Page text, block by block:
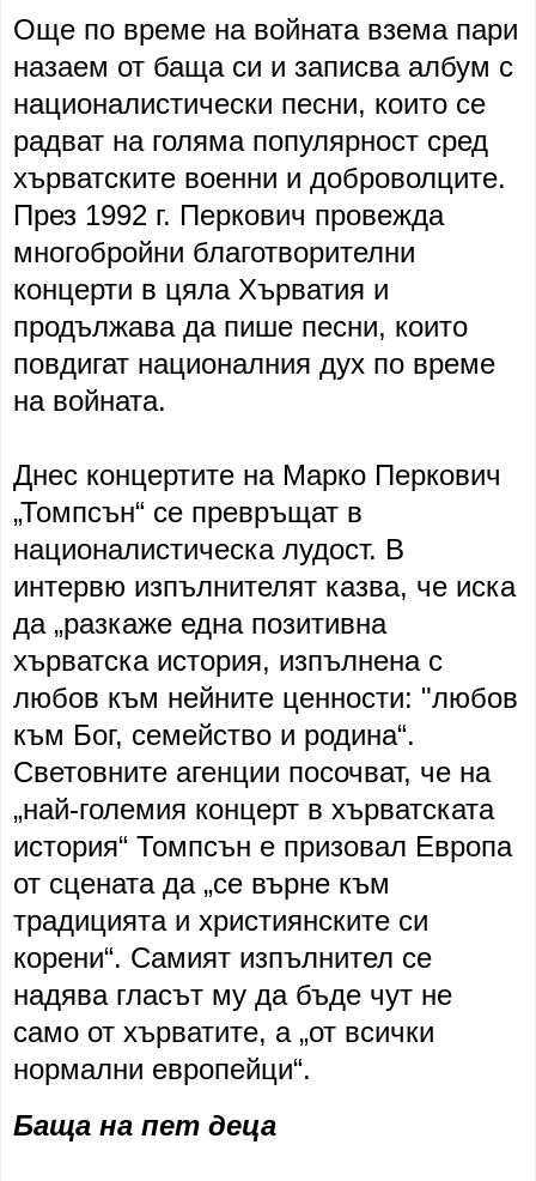
Още по време на войната взема пари
назаем от баща си и записва албум с
националистически песни, които се
радват на голяма популярност сред
хърватските военни и доброволците.
През 1992 г. Перкович провежда
многобройни благотворителни
концерти в цяла Хърватия и
продължава да пише песни, които
повдигат националния дух по време
на войната.
Днес концертите на Марко Перкович
„Томпсън“ се превръщат в
националистическа лудост. В
интервю изпълнителят казва, че иска
да „разкаже една позитивна
хърватска история, изпълнена с
любов към нейните ценности: "любов
към Бог, семейство и родина“.
Световните агенции посочват, че на
„най-големия концерт в хърватската
история“ Томпсън е призовал Европа
от сцената да „се върне към
традицията и християнските си
корени“. Самият изпълнител се
надява гласът му да бъде чут не
само от хърватите, а „от всички
нормални европейци“.
Баща на пет деца